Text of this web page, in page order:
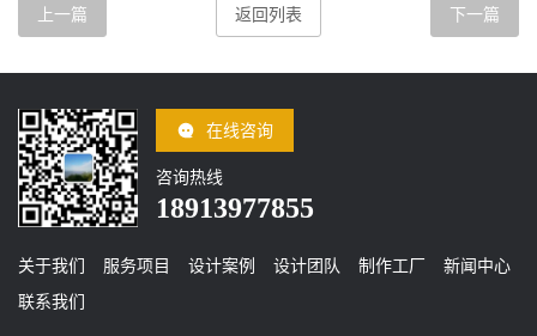
上一篇 返回列表 下一篇
在线咨询
咨询热线
18913977855
关于我们 服务项目 设计案例 设计团队 制作工厂
新闻中心
联系我们